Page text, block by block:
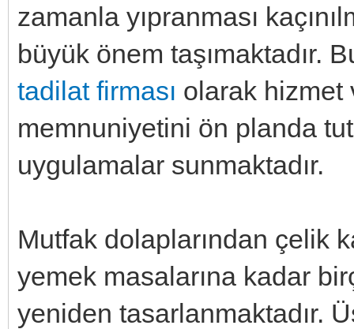
zamanla yıpranması
büyük önem taşımaktadır.
tadilat firması olarak hizmet
memnuniyetini ön planda
uygulamalar sunmaktadır.
Mutfak dolaplarından çelik
yemek masalarına kadar
yeniden tasarlanmaktadır.